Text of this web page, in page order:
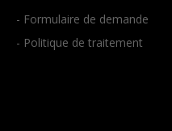
- Formulaire de demande
- Politique de traitement